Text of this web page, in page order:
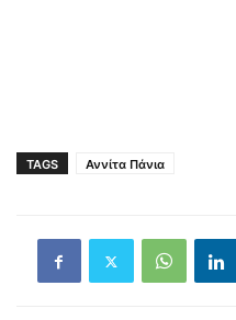
TAGS Αννίτα Πάνια